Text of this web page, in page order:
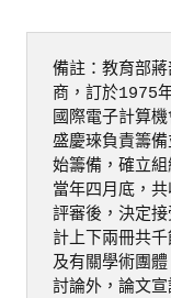
備註：教育部
商，訂於1975
國際電子計算
盛慶琜負責籌
始籌備，確立
當年四月底，
評審後，決定
計上下兩冊共
及有關學術團
討論外，論文